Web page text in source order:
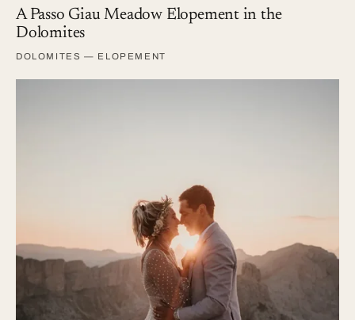
A Passo Giau Meadow Elopement in the
Dolomites
DOLOMITES — ELOPEMENT